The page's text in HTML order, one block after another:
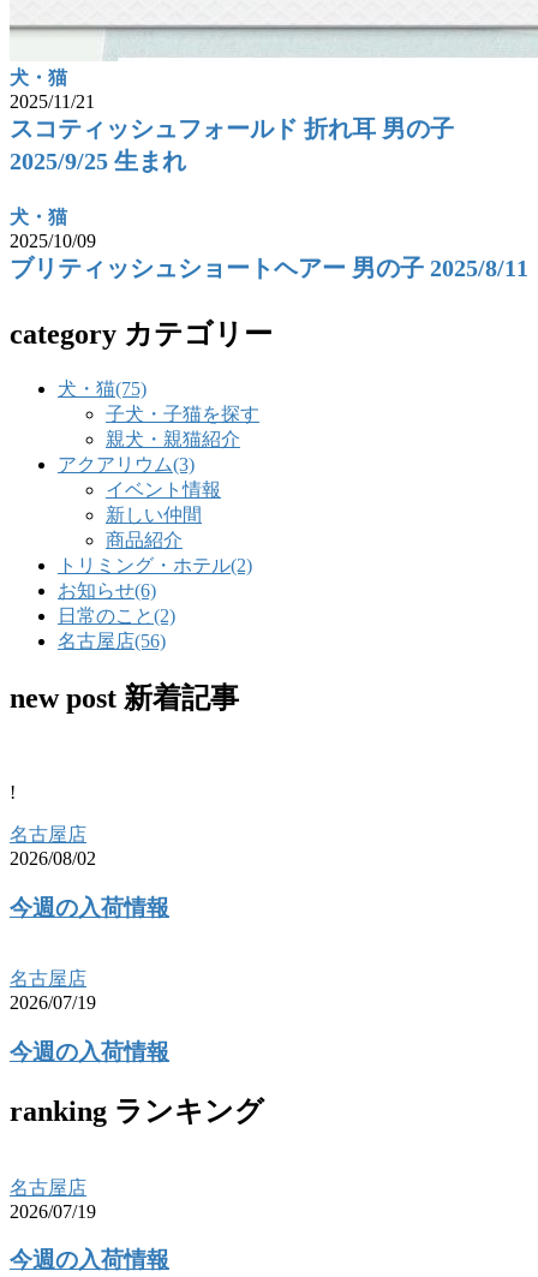
犬・猫
2025/11/21
スコティッシュフォールド 折れ耳 男の子
2025/9/25 生まれ
犬・猫
2025/10/09
ブリティッシュショートヘアー 男の子 2025/8/11
category カテゴリー
犬・猫(75)
子犬・子猫を探す
親犬・親猫紹介
アクアリウム(3)
イベント情報
新しい仲間
商品紹介
トリミング・ホテル(2)
お知らせ(6)
日常のこと(2)
名古屋店(56)
new post 新着記事
!
名古屋店
2026/08/02
今週の入荷情報
名古屋店
2026/07/19
今週の入荷情報
ranking ランキング
名古屋店
2026/07/19
今週の入荷情報